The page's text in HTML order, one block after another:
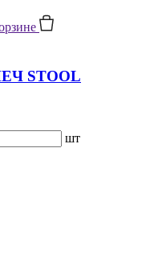
STOOL
шт